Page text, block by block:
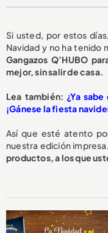
Si usted, por estos
Navidad y no ha tenido
Gangazos Q’HUBO
mejor, sin salir de casa.
Lea también: ¿Ya
¡Gánese la fiesta
Así que esté atento
nuestra edición
productos, a los que